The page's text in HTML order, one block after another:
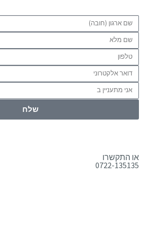
שלח
או התקשרו
0722-135135